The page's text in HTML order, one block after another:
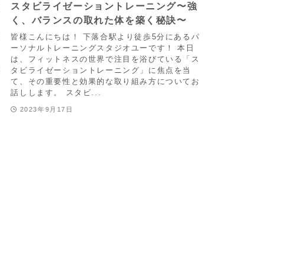
スタビライゼーショントレーニング〜強
く、バランスの取れた体を築く秘訣〜
皆様こんにちは！ 下落合駅より徒歩5分にあるパ
ーソナルトレーニングスタジオユーです！ 本日
は、フィットネスの世界で注目を浴びている「ス
タビライゼーショントレーニング」に焦点を当
て、その重要性と効果的な取り組み方についてお
話しします。 スタビ...
2023年9月17日